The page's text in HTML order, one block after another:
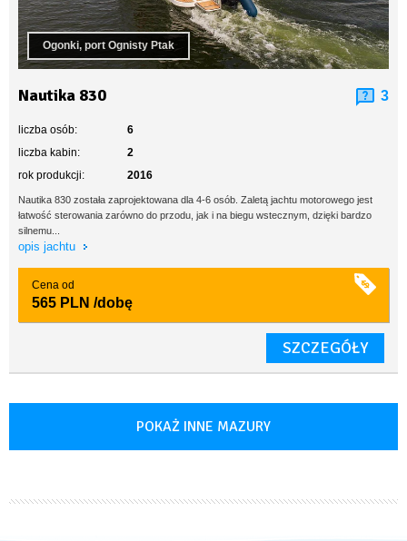
Ogonki, port Ognisty Ptak
Nautika 830 3
liczba osób:
6
liczba kabin:
2
rok produkcji:
2016
Nautika 830 została zaprojektowana dla 4-6 osób. Zaletą jachtu motorowego jest
łatwość sterowania zarówno do przodu, jak i na biegu wstecznym, dzięki bardzo
silnemu...
opis jachtu
Cena od
565 PLN /dobę
SZCZEGÓŁY
POKAŻ INNE MAZURY